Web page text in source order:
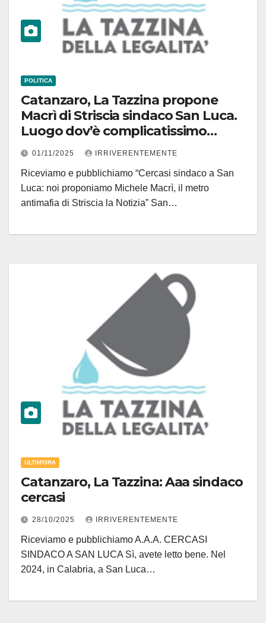
POLITICA
Catanzaro, La Tazzina propone
Macrì di Striscia sindaco San Luca.
Luogo dov’è complicatissimo
eleggerne uno
01/11/2025 IRRIVERENTEMENTE
Riceviamo e pubblichiamo “Cercasi sindaco a San
Luca: noi proponiamo Michele Macrì, il metro
antimafia di Striscia la Notizia” San…
ULTIM'ORA
Catanzaro, La Tazzina: Aaa sindaco
cercasi
28/10/2025 IRRIVERENTEMENTE
Riceviamo e pubblichiamo A.A.A. CERCASI
SINDACO A SAN LUCA Sì, avete letto bene. Nel
2024, in Calabria, a San Luca…